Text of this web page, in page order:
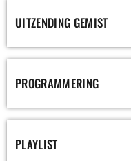
UITZENDING GEMIST
PROGRAMMERING
PLAYLIST